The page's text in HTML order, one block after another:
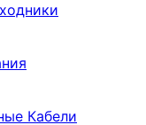
Кабели